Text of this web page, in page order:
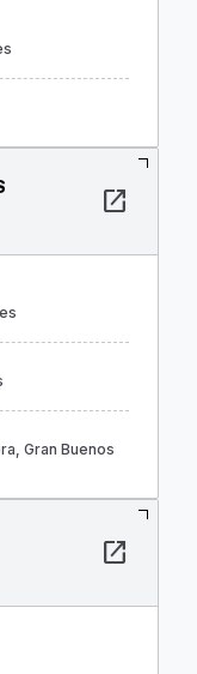
open_in_new
Gran Buenos
open_in_new